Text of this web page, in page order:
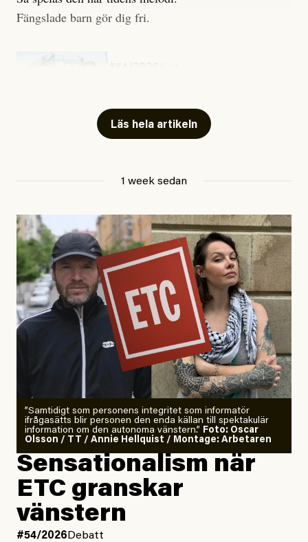
Fängslade barn gör dig fri.
Läs hela artikeln
1 week sedan
”Samtidigt som personens integritet som informatör
ifrågasätts blir personen den enda källan till spektakulär
information om den autonoma vänstern.” Foto: Oscar
Olsson / TT / Annie Hellquist / Montage: Arbetaren
Sensationalism när
ETC granskar
vänstern
#54/2026 Debatt